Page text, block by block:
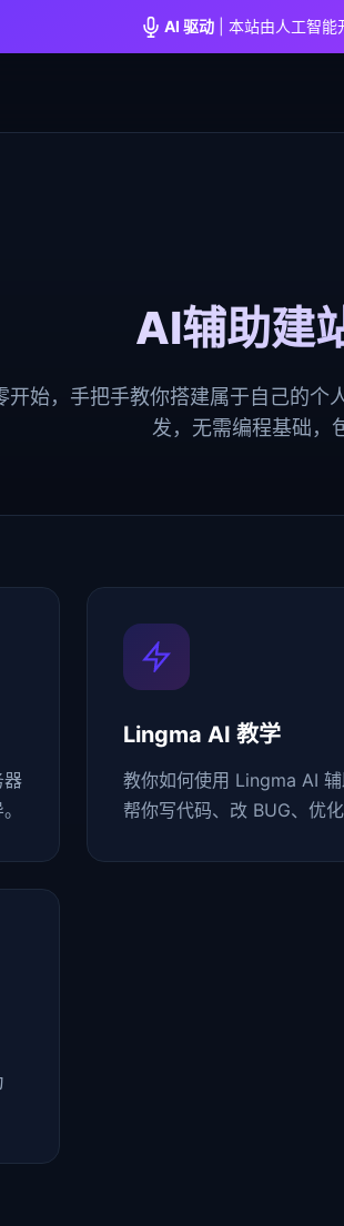
AI 驱动 | 本站由人工智
AI辅助建
开始，手把手教你搭建属于自己的个
发，无需编程基础，
器
Lingma AI 教学
教你如何使用 Lingma AI
帮你写代码、改 BUG、优化